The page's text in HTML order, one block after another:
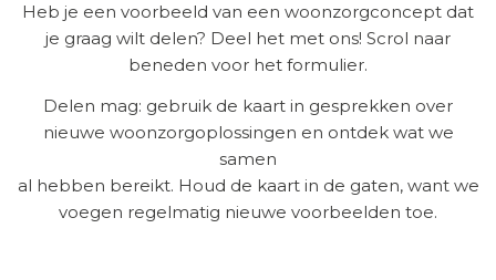
Heb je een voorbeeld van een woonzorgconcept dat
je graag wilt delen? Deel het met ons! Scrol naar
beneden voor het formulier.
Delen mag: gebruik de kaart in gesprekken over
nieuwe woonzorgoplossingen en ontdek wat we
samen
al hebben bereikt. Houd de kaart in de gaten, want we
voegen regelmatig nieuwe voorbeelden toe.